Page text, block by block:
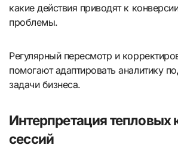
какие действия приводят к
проблемы.
Регулярный пересмотр и
помогают адаптировать аналитику
задачи бизнеса.
Интерпретация тепловых
сессий